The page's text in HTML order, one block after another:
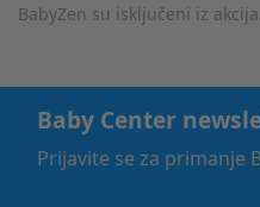
BabyZen su isključeni iz akcija.
Baby Center
Prijavite se za primanje